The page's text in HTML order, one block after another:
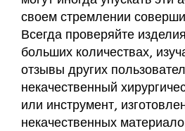
своем стремлении
Всегда проверяйте
больших количествах,
отзывы других
некачественный
или инструмент,
некачественных